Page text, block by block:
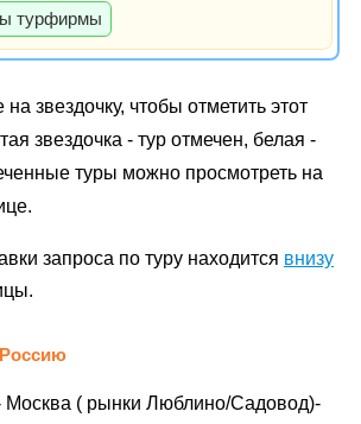
турфирмы
звездочку, чтобы отметить этот
звездочка - тур отмечен, белая -
туры можно просмотреть на
запроса по туру находится внизу
( рынки Люблино/Садовод)-